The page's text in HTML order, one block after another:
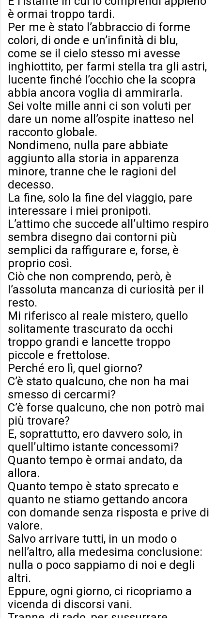
è ormai troppo tardi.
Per me è stato l’abbraccio di forme
colori, di onde e un’infinità di blu,
come se il cielo stesso mi avesse
inghiottito, per farmi stella tra gli astri,
lucente finché l’occhio che la scopra
abbia ancora voglia di ammirarla.
Sei volte mille anni ci son voluti per
dare un nome all’ospite inatteso nel
racconto globale.
Nondimeno, nulla pare abbiate
aggiunto alla storia in apparenza
minore, tranne che le ragioni del
decesso.
La fine, solo la fine del viaggio, pare
interessare i miei pronipoti.
L’attimo che succede all’ultimo respiro
sembra disegno dai contorni più
semplici da raffigurare e, forse, è
proprio così.
Ciò che non comprendo, però, è
l’assoluta mancanza di curiosità per il
resto.
Mi riferisco al reale mistero, quello
solitamente trascurato da occhi
troppo grandi e lancette troppo
piccole e frettolose.
Perché ero lì, quel giorno?
C’è stato qualcuno, che non ha mai
smesso di cercarmi?
C’è forse qualcuno, che non potrò mai
più trovare?
E, soprattutto, ero davvero solo, in
quell’ultimo istante concessomi?
Quanto tempo è ormai andato, da
allora.
Quanto tempo è stato sprecato e
quanto ne stiamo gettando ancora
con domande senza risposta e prive di
valore.
Salvo arrivare tutti, in un modo o
nell’altro, alla medesima conclusione:
nulla o poco sappiamo di noi e degli
altri.
Eppure, ogni giorno, ci ricopriamo a
vicenda di discorsi vani.